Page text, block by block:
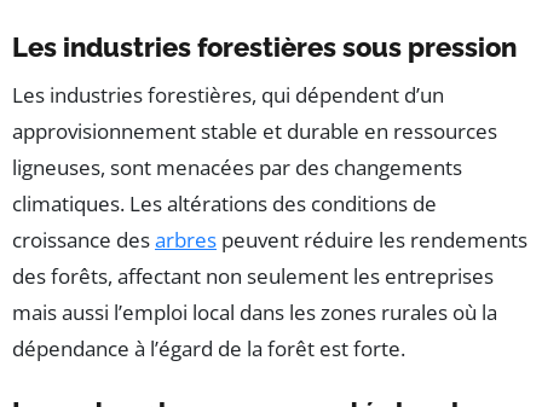
Les industries forestières sous pression
Les industries forestières, qui dépendent d’un
approvisionnement stable et durable en ressources
ligneuses, sont menacées par des changements
climatiques. Les altérations des conditions de
croissance desarbres peuvent réduire les rendements
des forêts, affectant non seulement les entreprises
mais aussi l’emploi local dans les zones rurales où la
dépendance à l’égard de la forêt est forte.